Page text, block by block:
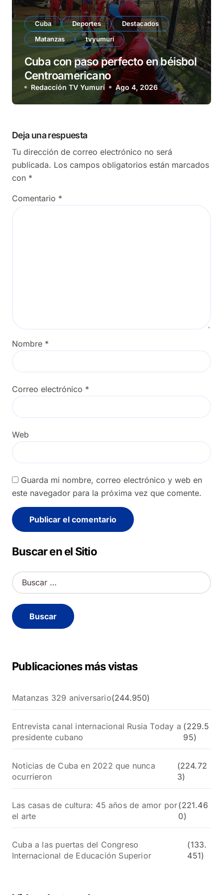
Cuba Deportes
Destacados
Matanzas
tvyumuri
Cuba con paso perfecto en béisbol
Centroamericano
Redacción TV Yumurí Ago 4, 2026
Deja una respuesta
Tu dirección de correo electrónico no será
publicada. Los campos obligatorios están marcados
con *
Comentario *
Nombre *
Correo electrónico *
Web
Guarda mi nombre, correo electrónico y web en
este navegador para la próxima vez que comente.
Buscar en el Sitio
B
u
c
a
Publicaciones más vistas
Matanzas 329 aniversario(244.950)
Entrevista canal internacional Rusia Today a
presidente cubano
(229.5
95)
Noticias de Cuba en 2022 que nunca
ocurrieron
(224.72
3)
Las casas de cultura: 45 años de amor por
el arte
(221.46
0)
Cuba a las puertas del Congreso
Internacional de Educación Superior
(133.
451)